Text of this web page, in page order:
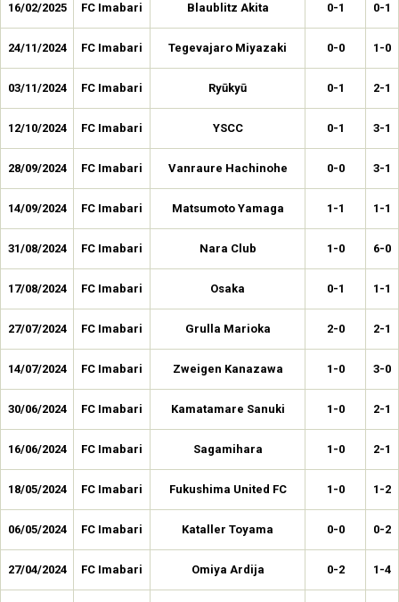
16/02/2025 FC Imabari Blaublitz Akita 0-1 0-1
24/11/2024 FC Imabari Tegevajaro Miyazaki 0-0 1-0
03/11/2024 FC Imabari Ryūkyū 0-1 2-1
12/10/2024 FC Imabari YSCC 0-1 3-1
28/09/2024 FC Imabari Vanraure Hachinohe 0-0 3-1
14/09/2024 FC Imabari Matsumoto Yamaga 1-1 1-1
31/08/2024 FC Imabari Nara Club 1-0 6-0
17/08/2024 FC Imabari Osaka 0-1 1-1
27/07/2024 FC Imabari Grulla Marioka 2-0 2-1
14/07/2024 FC Imabari Zweigen Kanazawa 1-0 3-0
30/06/2024 FC Imabari Kamatamare Sanuki 1-0 2-1
16/06/2024 FC Imabari Sagamihara 1-0 2-1
18/05/2024 FC Imabari Fukushima United FC 1-0 1-2
06/05/2024 FC Imabari Kataller Toyama 0-0 0-2
27/04/2024 FC Imabari Omiya Ardija 0-2 1-4